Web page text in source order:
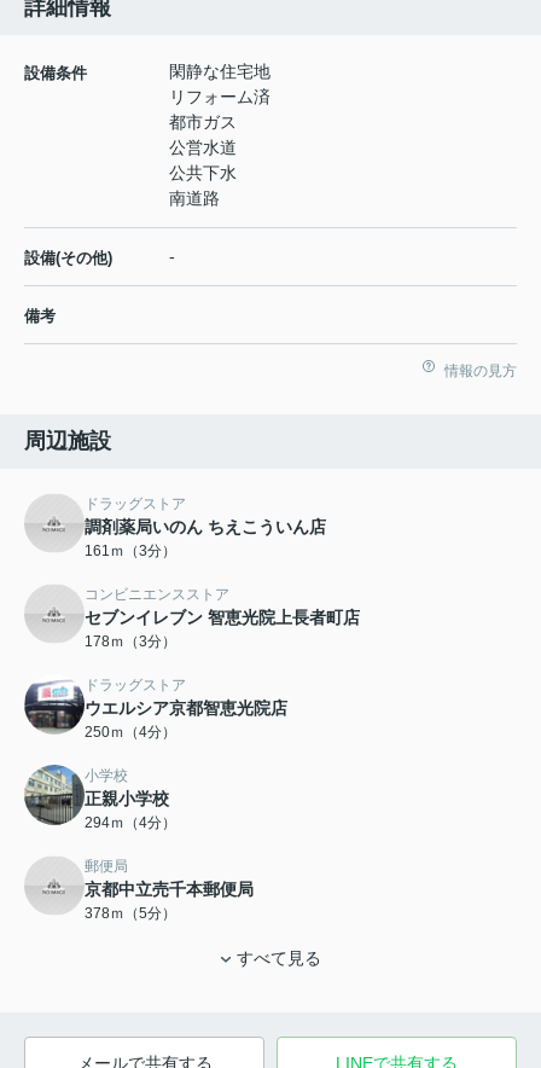
詳細情報
設備条件
閑静な住宅地
リフォーム済
都市ガス
公営水道
公共下水
南道路
設備(その他) -
備考
情報の見方
周辺施設
ドラッグストア
調剤薬局いのん ちえこういん店
161ｍ（3分）
コンビニエンスストア
セブンイレブン 智恵光院上長者町店
178ｍ（3分）
ドラッグストア
ウエルシア京都智恵光院店
250ｍ（4分）
小学校
正親小学校
294ｍ（4分）
郵便局
京都中立売千本郵便局
378ｍ（5分）
すべて見る
メールで共有する LINEで共有する